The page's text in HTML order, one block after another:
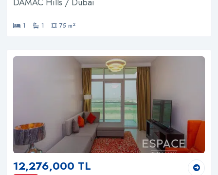
DAMAC Hills / Dubai
1 1 75 m2
12,276,000 TL